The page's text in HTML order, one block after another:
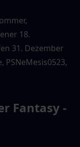
18.
31. Dezember
PSNeMesis0523,
Fantasy -